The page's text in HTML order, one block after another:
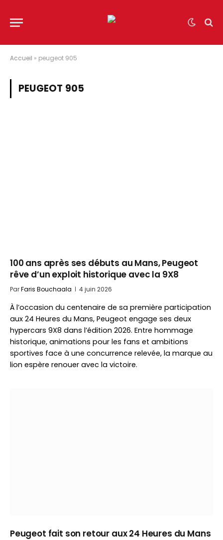
Accueil » peugeot 905
PEUGEOT 905
100 ans après ses débuts au Mans, Peugeot
rêve d’un exploit historique avec la 9X8
ParFaris Bouchaala 4 juin 2026
À l’occasion du centenaire de sa première participation
aux 24 Heures du Mans, Peugeot engage ses deux
hypercars 9X8 dans l’édition 2026. Entre hommage
historique, animations pour les fans et ambitions
sportives face à une concurrence relevée, la marque au
lion espère renouer avec la victoire.
Peugeot fait son retour aux 24 Heures du Mans